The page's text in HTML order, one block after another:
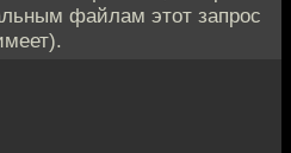
файлам этот запрос